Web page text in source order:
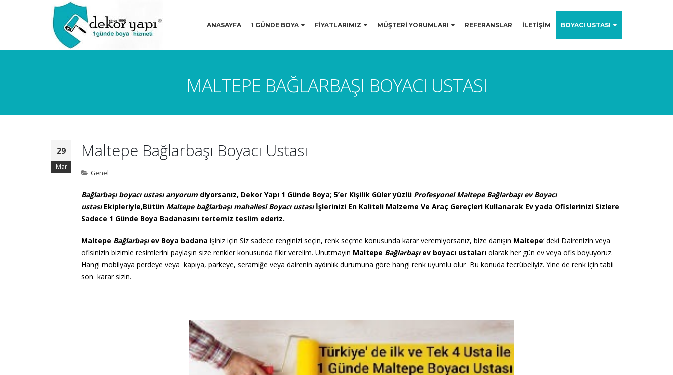
ANASAYFA 1 GÜNDE BOYA FİYATLARIMIZ MÜŞTERİ YORUMLARI REFERANSLAR İLETİŞİM BOYACI USTASI
MALTEPE BAĞLARBAŞI BOYACI USTASI
29
Mar
Maltepe Bağlarbaşı Boyacı Ustası
Genel
Bağlarbaşı boyacı ustası arıyorum diyorsanız, Dekor Yapı 1 Günde Boya; 5’er Kişilik Güler yüzlü Profesyonel Maltepe Bağlarbaşı ev Boyacı
ustası Ekipleriyle,Bütün Maltepe bağlarbaşı mahallesi Boyacı ustası İşlerinizi En Kaliteli Malzeme Ve Araç Gereçleri Kullanarak Ev yada Ofislerinizi Sizlere
Sadece 1 Günde Boya Badanasını tertemiz teslim ederiz.
Maltepe Bağlarbaşıev Boya badana işiniz için Siz sadece renginizi seçin, renk seçme konusunda karar veremiyorsanız, bize danışın Maltepe‘ deki Dairenizin veya
ofisinizin bizimle resimlerini paylaşın size renkler konusunda fikir verelim. Unutmayın Maltepe Bağlarbaşıev boyacı ustaları olarak her gün ev veya ofis boyuyoruz.
Hangi mobilyaya perdeye veya kapıya, parkeye, seramiğe veya dairenin aydınlık durumuna göre hangi renk uyumlu olur Bu konuda tecrübeliyiz. Yine de renk için tabii
son karar sizin.